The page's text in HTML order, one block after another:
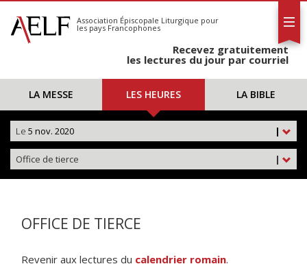
S'abonner
Calendrier
Association Épiscopale Liturgique pour
les pays Francophones
Recevez gratuitement
les lectures du jour par courriel
LA MESSE LES HEURES LA BIBLE
|
Le 5 nov. 2020
|
Office de tierce
OFFICE DE TIERCE
Revenir aux lectures du calendrier romain.